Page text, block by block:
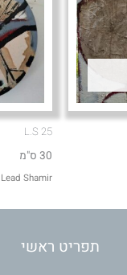
L.S 25
30 ס"מ
Lead Shamir
תפריט ראשי